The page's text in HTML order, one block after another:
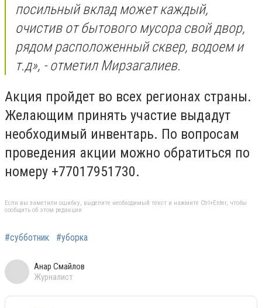
посильный вклад может каждый,
очистив от бытового мусора свой двор,
рядом расположенный сквер, водоем и
т.д», - отметил Мирзагалиев.
Акция пройдет во всех регионах страны.
Желающим принять участие выдадут
необходимый инвентарь. По вопросам
проведения акции можно обратиться по
номеру +77017951730.
Если вы заметили ошибку, выделите необходимый текст и нажмите Ctrl+Enter, чтобы
сообщить об этом редакции
#субботник #уборка
Анар Смайлов
Журналист